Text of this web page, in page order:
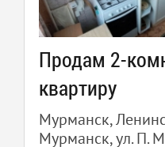
Продам 2-
квартиру
Мурманск,
Мурманск, ул. П.